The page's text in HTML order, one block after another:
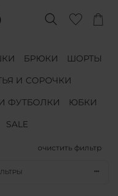
БРЮКИ
ШОРТЫ
И СОРОЧКИ
ФУТБОЛКИ
ЮБКИ
SALE
очистить фильтр